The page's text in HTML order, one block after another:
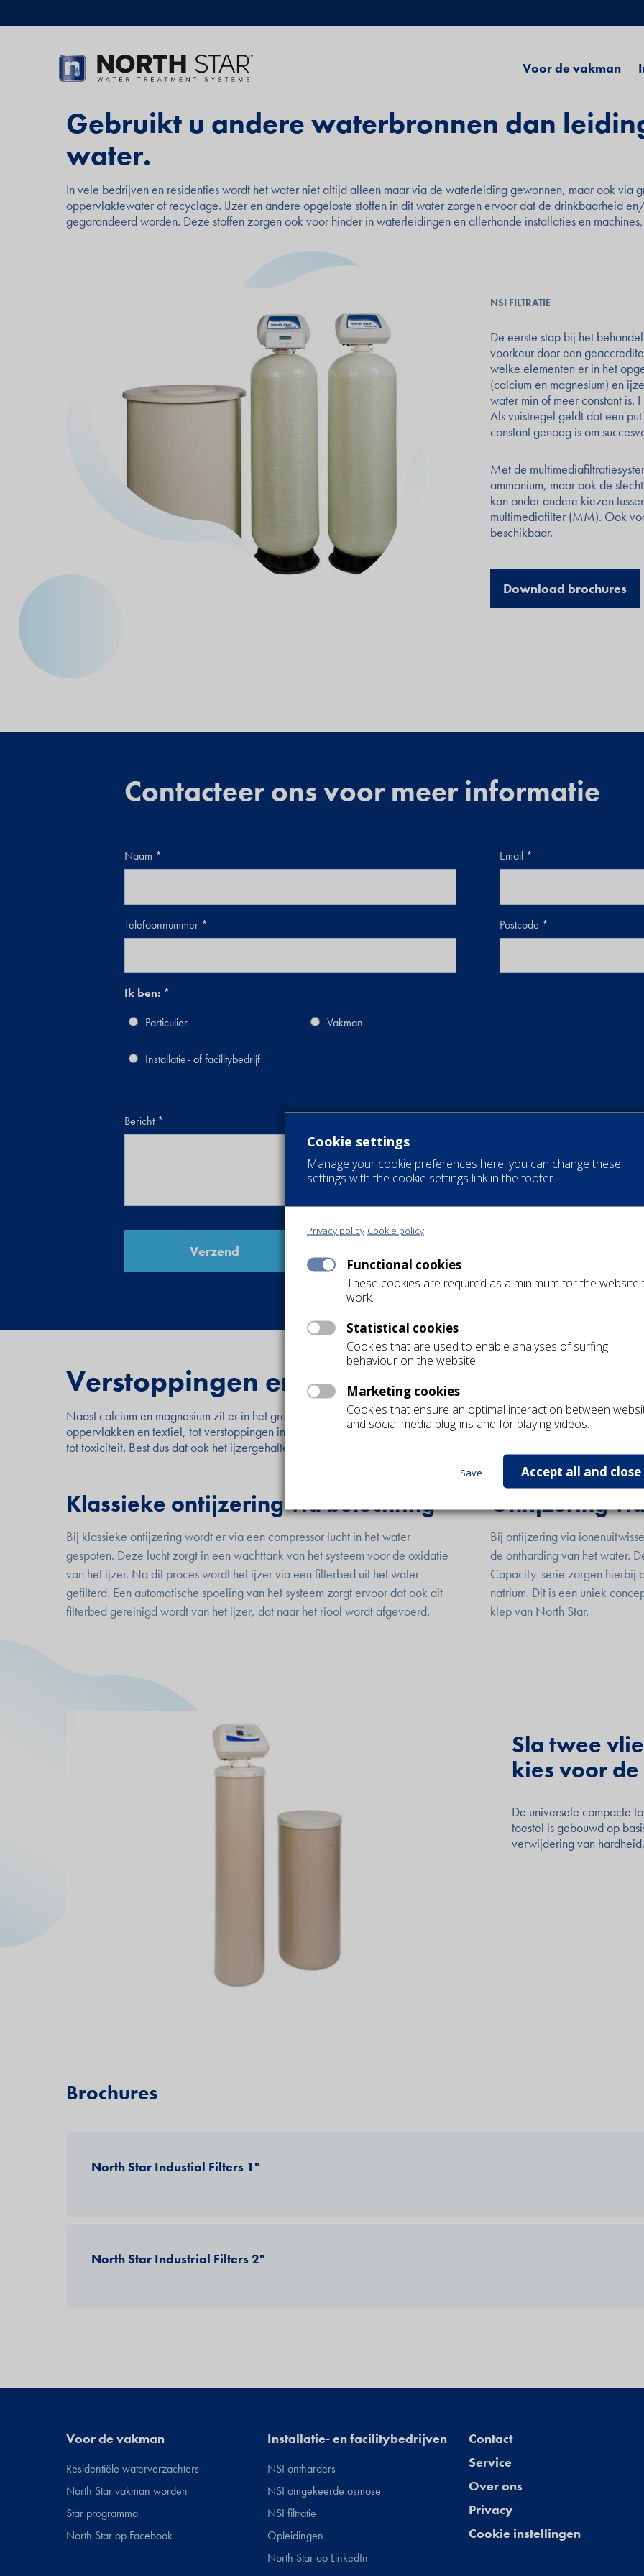
main
navigation
Voor de vakman
Cookie settings
Manage your cookie preferences here, you can change these
settings with the cookie settings link in the footer.
Privacy policy Cookie policy
Functional cookies
These cookies are required as a minimum for the website
work.
Statistical cookies
Cookies that are used to enable analyses of surfing
behaviour on the website.
Marketing cookies
Cookies that ensure an optimal interaction between
and social media plug-ins and for playing videos.
Save Accept all and close
Gebruikt u andere waterbronnen dan
water.
In vele bedrijven en residenties wordt het water niet altijd alleen maar via de waterleiding gewonnen, maar ook via
oppervlaktewater of recyclage. IJzer en andere opgeloste stoffen in dit water zorgen ervoor dat de drinkbaarheid
gegarandeerd worden. Deze stoffen zorgen ook voor hinder in waterleidingen en allerhande installaties en
NSI FILTRATIE
De eerste stap bij het
voorkeur door een
welke elementen er in het
(calcium en magnesium) en
water min of meer constant is.
Als vuistregel geldt dat een
constant genoeg is om
Met de
ammonium, maar ook de
kan onder andere kiezen
multimediafilter (MM). Ook
beschikbaar.
Download brochures
Contacteer ons voor meer informatie
Naam Email
Telefoonnummer Postcode
Ik ben:
Particulier
Vakman
Installatie- of facilitybedrijf
Bericht
Verstoppingen en geurhinder vermijden?
Naast calcium en magnesium zit er in het grootste deel van België ook te veel ijzer in het water. Een te hoog
oppervlakken en textiel, tot verstoppingen in uw infrastructuur, tot een verminderd rendement van
tot toxiciteit. Best dus dat ook het ijzergehalte in uw water onder controle wordt gehouden. North Star ontwikkelde
Klassieke ontijzering via beluchting
Bij klassieke ontijzering wordt er via een compressor lucht in het water
gespoten. Deze lucht zorgt in een wachttank van het systeem voor de oxidatie
van het ijzer. Na dit proces wordt het ijzer via een filterbed uit het water
gefilterd. Een automatische spoeling van het systeem zorgt ervoor dat ook dit
filterbed gereinigd wordt van het ijzer, dat naar het riool wordt afgevoerd.
Ontijzering
Bij ontijzering via
de ontharding van het water.
Capacity-serie zorgen hierbij
natrium. Dit is een uniek
klep van North Star.
Sla twee
kies voor
De universele compacte
toestel is gebouwd op
verwijdering van
Brochures
North Star Industial Filters 1"
North Star Industrial Filters 2"
Installateurs
Voor de vakman
Residentiële waterverzachters
North Star vakman worden
Star programma
North Star op Facebook
Facility
Installatie- en facilitybedrijven
NSI ontharders
NSI omgekeerde osmose
NSI filtratie
Opleidingen
North Star op LinkedIn
Footer
Contact
Service
Over ons
Privacy
Cookie instellingen